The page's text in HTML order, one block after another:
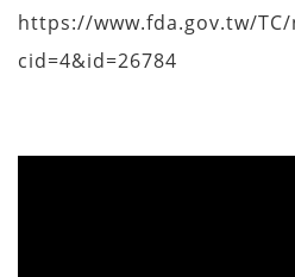
https://www.fda.gov.tw/
cid=4&id=26784